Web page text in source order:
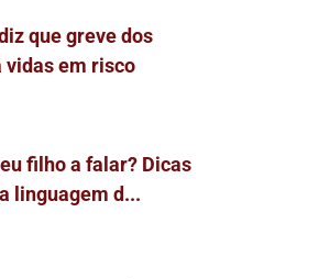
que greve dos
vidas em risco
filho a falar? Dicas
linguagem d...